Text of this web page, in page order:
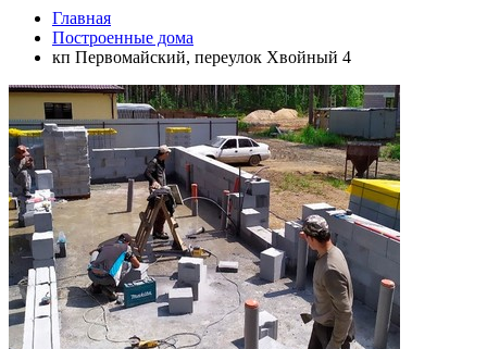
Главная
Построенные дома
кп Первомайский, переулок Хвойный 4